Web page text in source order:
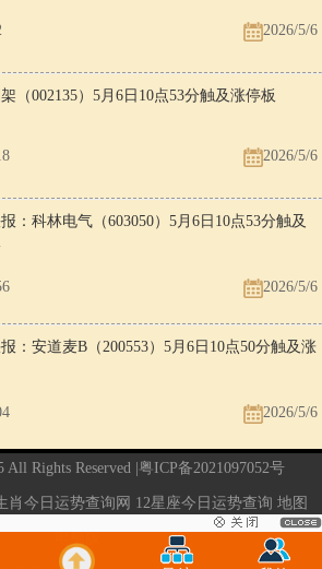
2026/5/6
（002135）5月6日10点53分触及涨停板
2026/5/6
：科林电气（603050）5月6日10点53分触及
2026/5/6
：安道麦B（200553）5月6日10点50分触及涨
2026/5/6
Rights Reserved | 粤ICP备2021097052号
肖今日运势查询网 12星座今日运势查询 地图